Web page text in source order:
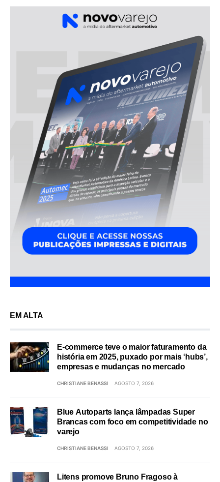
EM ALTA
E-commerce teve o maior faturamento da
história em 2025, puxado por mais ‘hubs’,
empresas e mudanças no mercado
CHRISTIANE BENASSI AGOSTO 7, 2026
Blue Autoparts lança lâmpadas Super
Brancas com foco em competitividade no
varejo
CHRISTIANE BENASSI AGOSTO 7, 2026
Litens promove Bruno Fragoso à